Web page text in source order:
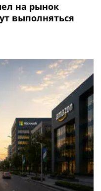
на рынок
выполняться